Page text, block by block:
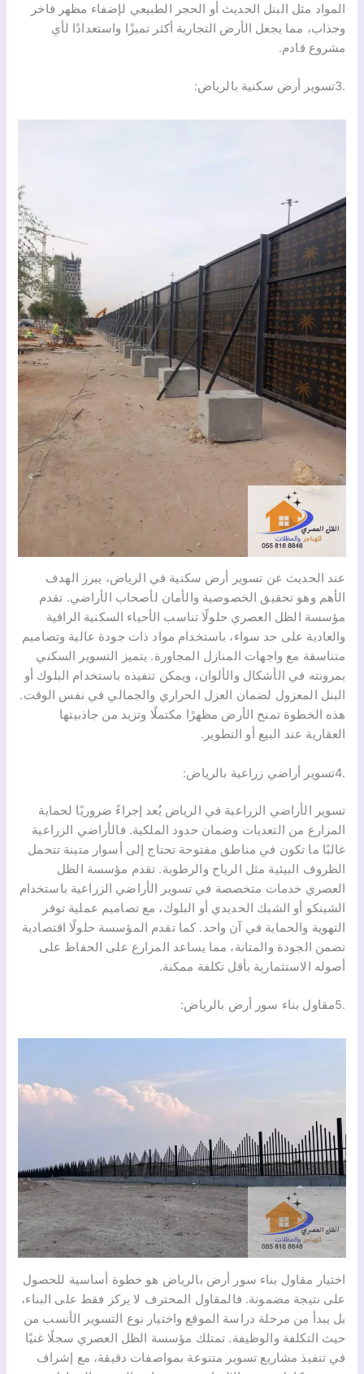
المواد مثل البنل الحديث أو الحجر الطبيعي لإضفاء مظهر فاخر
وجذاب، مما يجعل الأرض التجارية أكثر تميزًا واستعدادًا لأي
مشروع قادم.
.3تسوير أرض سكنية بالرياض:
عند الحديث عن تسوير أرض سكنية في الرياض، يبرز الهدف
الأهم وهو تحقيق الخصوصية والأمان لأصحاب الأراضي. تقدم
مؤسسة الظل العصري حلولًا تناسب الأحياء السكنية الراقية
والعادية على حد سواء، باستخدام مواد ذات جودة عالية وتصاميم
متناسقة مع واجهات المنازل المجاورة. يتميز التسوير السكني
بمرونته في الأشكال والألوان، ويمكن تنفيذه باستخدام البلوك أو
البنل المعزول لضمان العزل الحراري والجمالي في نفس الوقت.
هذه الخطوة تمنح الأرض مظهرًا مكتملًا وتزيد من جاذبيتها
العقارية عند البيع أو التطوير.
.4تسوير أراضي زراعية بالرياض:
تسوير الأراضي الزراعية في الرياض يُعد إجراءً ضروريًا لحماية
المزارع من التعديات وضمان حدود الملكية. فالأراضي الزراعية
غالبًا ما تكون في مناطق مفتوحة تحتاج إلى أسوار متينة تتحمل
الظروف البيئية مثل الرياح والرطوبة. تقدم مؤسسة الظل
العصري خدمات متخصصة في تسوير الأراضي الزراعية باستخدام
الشينكو أو الشبك الحديدي أو البلوك، مع تصاميم عملية توفر
التهوية والحماية في آن واحد. كما تقدم المؤسسة حلولًا اقتصادية
تضمن الجودة والمتانة، مما يساعد المزارع على الحفاظ على
أصوله الاستثمارية بأقل تكلفة ممكنة.
.5مقاول بناء سور أرض بالرياض:
اختيار مقاول بناء سور أرض بالرياض هو خطوة أساسية للحصول
على نتيجة مضمونة. فالمقاول المحترف لا يركز فقط على البناء،
بل يبدأ من مرحلة دراسة الموقع واختيار نوع التسوير الأنسب من
حيث التكلفة والوظيفة. تمتلك مؤسسة الظل العصري سجلًا غنيًا
في تنفيذ مشاريع تسوير متنوعة بمواصفات دقيقة، مع إشراف